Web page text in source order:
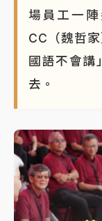
場員工一
CC（魏哲
國語不會講
去。